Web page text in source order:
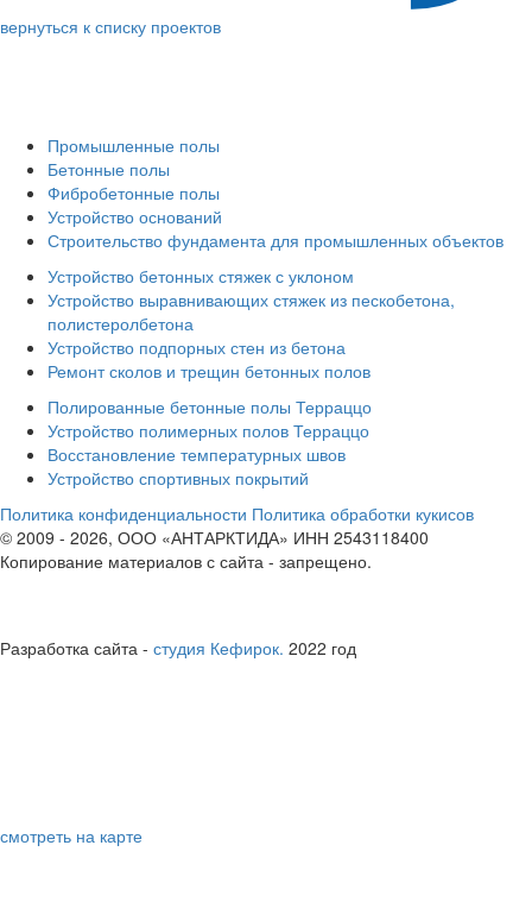
вернуться к списку проектов
Промышленные полы
Бетонные полы
Фибробетонные полы
Устройство оснований
Строительство фундамента для промышленных объектов
Устройство бетонных стяжек с уклоном
Устройство выравнивающих стяжек из пескобетона,
полистеролбетона
Устройство подпорных стен из бетона
Ремонт сколов и трещин бетонных полов
Полированные бетонные полы Терраццо
Устройство полимерных полов Терраццо
Восстановление температурных швов
Устройство спортивных покрытий
Политика конфиденциальности Политика обработки кукисов
© 2009 - 2026, ООО «АНТАРКТИДА» ИНН 2543118400
Копирование материалов с сайта - запрещено.
Разработка сайта - студия Кефирок. 2022 год
смотреть на карте